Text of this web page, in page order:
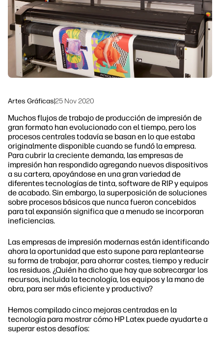
linkedInfacebook
twitter youtube
Artes Gráficas|25 Nov 2020
Muchos flujos de trabajo de producción de impresión de
gran formato han evolucionado con el tiempo, pero los
procesos centrales todavía se basan en lo que estaba
originalmente disponible cuando se fundó la empresa.
Para cubrir la creciente demanda, las empresas de
impresión han respondido agregando nuevos dispositivos
a su cartera, apoyándose en una gran variedad de
diferentes tecnologías de tinta, software de RIP y equipos
de acabado. Sin embargo, la superposición de soluciones
sobre procesos básicos que nunca fueron concebidos
para tal expansión significa que a menudo se incorporan
ineficiencias.
Las empresas de impresión modernas están identificando
ahora la oportunidad que esto supone para replantearse
su forma de trabajar, para ahorrar costes, tiempo y reducir
los residuos. ¿Quién ha dicho que hay que sobrecargar los
recursos, incluida la tecnología, los equipos y la mano de
obra, para ser más eficiente y productivo?
Hemos compilado cinco mejoras centradas en la
tecnología para mostrar cómo HP Latex puede ayudarte a
superar estos desafíos: